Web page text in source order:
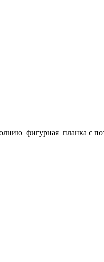
фигурная планка с